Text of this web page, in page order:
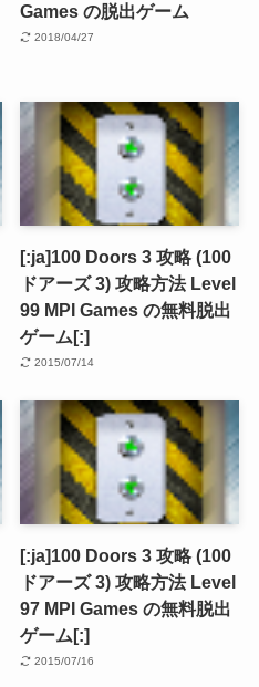
Games の脱出ゲーム
2018/04/27
[:ja]100 Doors 3 攻略 (100
ドアーズ 3) 攻略方法 Level
99 MPI Games の無料脱出
ゲーム[:]
2015/07/14
[:ja]100 Doors 3 攻略 (100
ドアーズ 3) 攻略方法 Level
97 MPI Games の無料脱出
ゲーム[:]
2015/07/16